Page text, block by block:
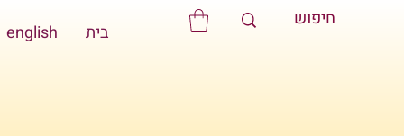
בית english